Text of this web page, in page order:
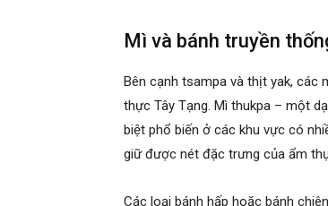
Mì và bánh truyền
Bên cạnh tsampa và thịt yak, các
thực Tây Tạng. Mì thukpa – một
biệt phổ biến ở các khu vực có
giữ được nét đặc trưng của ẩm
Các loại bánh hấp hoặc bánh